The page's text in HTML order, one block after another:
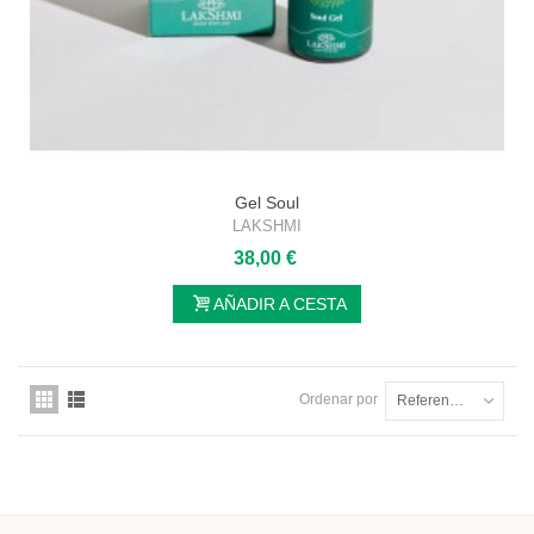
Gel Soul
LAKSHMI
38,00 €
AÑADIR A CESTA
Ordenar por Referencia: la más baja primero